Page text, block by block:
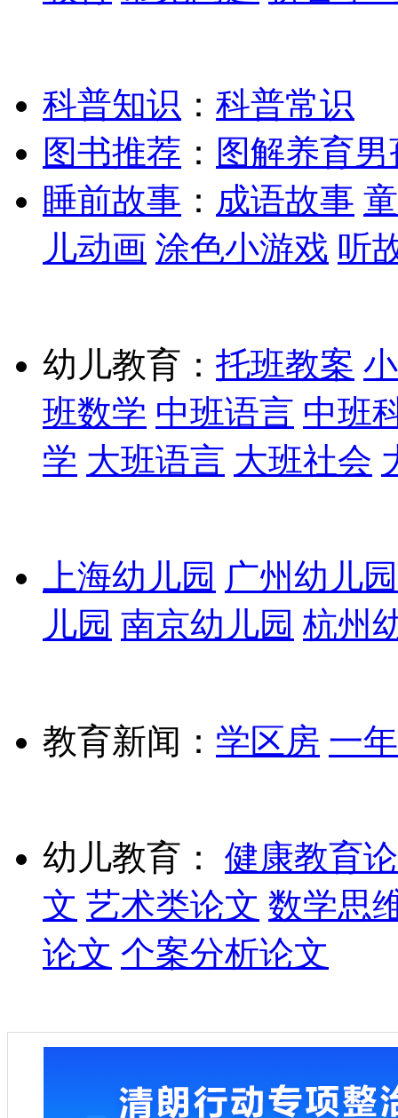
科普知识 ： 科普常识
图书推荐 ： 图解养育男
睡前故事 ： 成语故事
儿动画 涂色小游戏 听
幼儿教育： 托班教案
班数学 中班语言 中班
学 大班语言 大班社会
上海幼儿园 广州幼儿园
儿园 南京幼儿园 杭州
教育新闻： 学区房 一
幼儿教育：
健康教育
文 艺术类论文 数学思
论文 个案分析论文